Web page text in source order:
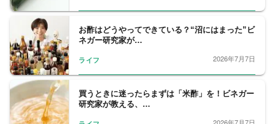
【資格】
野菜ソムリエ上級プロ（2019年取得）
J Veganist 特任理事（2020年に国内第2号と
受験フードマイスター（2017年取得）ほか
お酢はどうやってできている？“沼にはまった”ビ
ネガー研究家が…
ライフ 2026年7月7日
買うときに迷ったらまずは「米酢」を！ビネガー
研究家が教える、…